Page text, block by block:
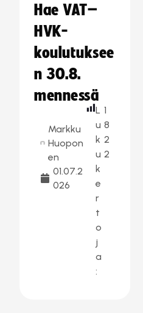
Hae VAT–
HVK-
koulutuksee
n 30.8.
mennessä
Markku
Huopon
en
01.07.2
026
L
u
k
u
k
e
r
t
o
j
a
:
1
8
2
2